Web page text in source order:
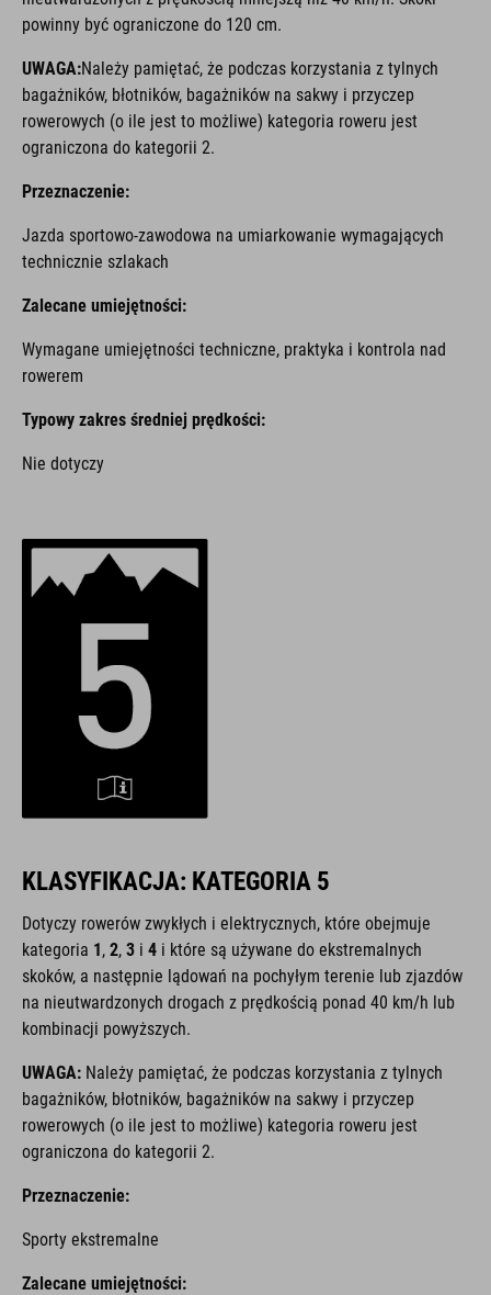
powinny być ograniczone do 120 cm.
UWAGA:Należy pamiętać, że podczas korzystania z tylnych
bagażników, błotników, bagażników na sakwy i przyczep
rowerowych (o ile jest to możliwe) kategoria roweru jest
ograniczona do kategorii 2.
Przeznaczenie:
Jazda sportowo-zawodowa na umiarkowanie wymagających
technicznie szlakach
Zalecane umiejętności:
Wymagane umiejętności techniczne, praktyka i kontrola nad
rowerem
Typowy zakres średniej prędkości:
Nie dotyczy
KLASYFIKACJA: KATEGORIA 5
Dotyczy rowerów zwykłych i elektrycznych, które obejmuje
kategoria 1, 2, 3 i 4 i które są używane do ekstremalnych
skoków, a następnie lądowań na pochyłym terenie lub zjazdów
na nieutwardzonych drogach z prędkością ponad 40 km/h lub
kombinacji powyższych.
UWAGA: Należy pamiętać, że podczas korzystania z tylnych
bagażników, błotników, bagażników na sakwy i przyczep
rowerowych (o ile jest to możliwe) kategoria roweru jest
ograniczona do kategorii 2.
Przeznaczenie:
Sporty ekstremalne
Zalecane umiejętności: